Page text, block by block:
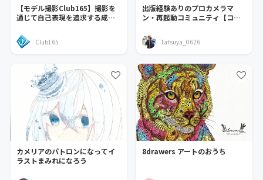
【モデル撮影Club165】撮影を
通じて自己表現を追求する成長
Club165
出版経験ありのプロカメラマ
ン・再起動コミュニティ【コロ
Tatsuya_0626
カメリアのパトロンになってイ
ラストまみれになろう
8drawers アートのおうち